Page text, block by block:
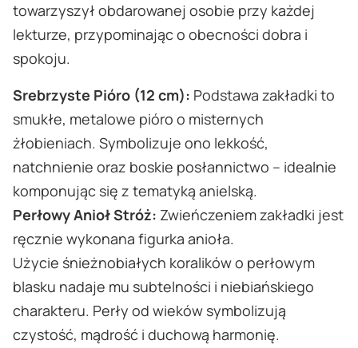
towarzyszył obdarowanej osobie przy każdej
lekturze, przypominając o obecności dobra i
spokoju.
Srebrzyste Pióro (12 cm): Podstawa zakładki to
smukłe, metalowe pióro o misternych
żłobieniach. Symbolizuje ono lekkość,
natchnienie oraz boskie posłannictwo – idealnie
komponując się z tematyką anielską.
Perłowy Anioł Stróż: Zwieńczeniem zakładki jest
ręcznie wykonana figurka anioła.
Użycie śnieżnobiałych koralików o perłowym
blasku nadaje mu subtelności i niebiańskiego
charakteru. Perły od wieków symbolizują
czystość, mądrość i duchową harmonię.